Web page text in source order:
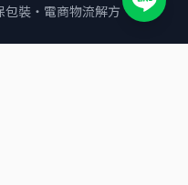
裝・電商物流解方